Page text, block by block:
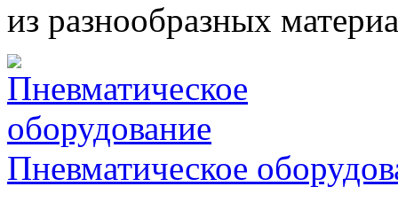
из разнообразных
Пневматическое